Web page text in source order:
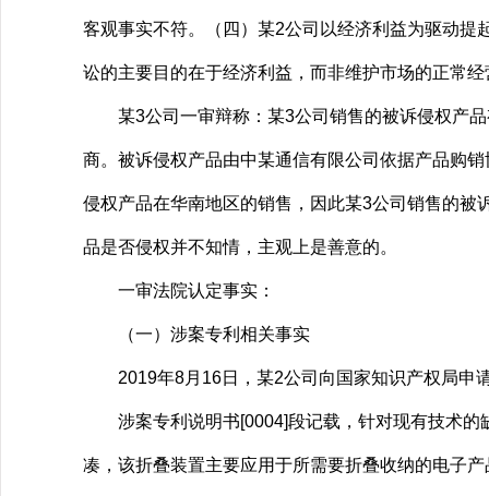
客观事实不符。（四）某2公司以经济利益为驱动
讼的主要目的在于经济利益，而非维护市场的正常
某3公司一审辩称：某3公司销售的被诉侵权产品
商。被诉侵权产品由中某通信有限公司依据产品购
侵权产品在华南地区的销售，因此某3公司销售的
品是否侵权并不知情，主观上是善意的。
一审法院认定事实：
（一）涉案专利相关事实
2019年8月16日，某2公司向国家知识产权局申
涉案专利说明书[0004]段记载，针对现有技术的
凑，该折叠装置主要应用于所需要折叠收纳的电子